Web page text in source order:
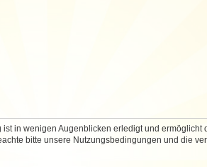
in wenigen Augenblicken erledigt und
bitte unsere Nutzungsbedingungen und die